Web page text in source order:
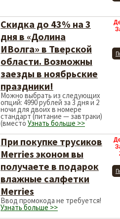
Скидка до 43% на 3
дня в «Долина
ИВолга» в Тверской
области. Возможны
заезды в ноябрьские
праздники!
Можно выбрать из следующих
опций: 4990 рублей за 3 дня и 2
ночи для двоих в номере
стандарт (питание — завтраки)
(вместо Узнать больше >>
При покупке трусиков
Merries эконом вы
получаете в подарок
влажные салфетки
Merries
Ввод промокода не требуется!
Узнать больше >>